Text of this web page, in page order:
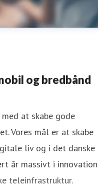
og bredbånd
at skabe gode
Vores mål er at skabe
liv og i det danske
år massivt i innovation
teleinfrastruktur.